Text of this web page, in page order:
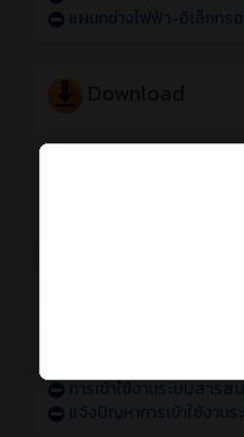
แผนกช่างไฟฟ้า-อิเล็กทร
Logo ATCC
การเข้าใช้งานระบบสาร
แจ้งปัญหาการเข้าใช้งาน